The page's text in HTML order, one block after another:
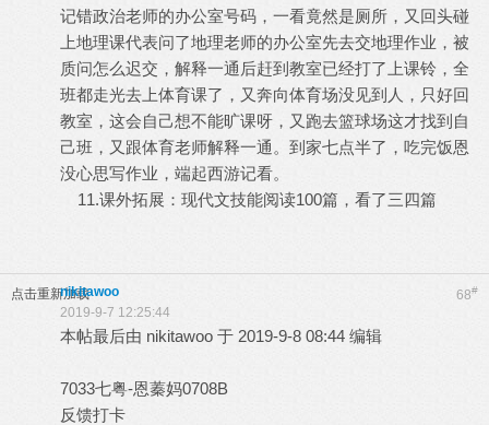
记错政治老师的办公室号码，一看竟然是厕所，又回头碰
上地理课代表问了地理老师的办公室先去交地理作业，被
质问怎么迟交，解释一通后赶到教室已经打了上课铃，全
班都走光去上体育课了，又奔向体育场没见到人，只好回
教室，这会自己想不能旷课呀，又跑去篮球场这才找到自
己班，又跟体育老师解释一通。到家七点半了，吃完饭恩
没心思写作业，端起西游记看。
11.课外拓展：现代文技能阅读100篇，看了三四篇
点击重新加载 68#
nikitawoo
2019-9-7 12:25:44
本帖最后由 nikitawoo 于 2019-9-8 08:44 编辑
7033七粤-恩蓁妈0708B
反馈打卡